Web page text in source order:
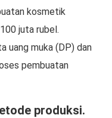
kosmetik
juta rubel.
uang muka (DP) dan
pembuatan
produksi.